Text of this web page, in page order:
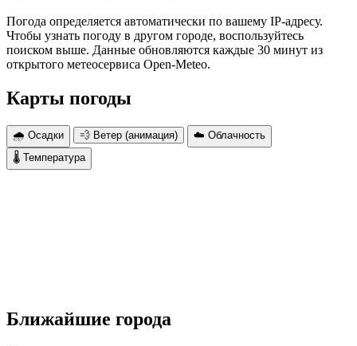
Погода определяется автоматически по вашему IP-адресу.
Чтобы узнать погоду в другом городе, воспользуйтесь
поиском выше. Данные обновляются каждые 30 минут из
открытого метеосервиса Open-Meteo.
Карты погоды
🌧 Осадки 💨 Ветер (анимация)
☁️ Облачность
🌡 Температура
Ближайшие города